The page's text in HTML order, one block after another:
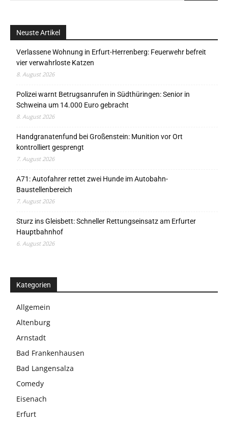
Neuste Artikel
Verlassene Wohnung in Erfurt-Herrenberg: Feuerwehr befreit
vier verwahrloste Katzen
8. August 2026
Polizei warnt Betrugsanrufen in Südthüringen: Senior in
Schweina um 14.000 Euro gebracht
8. August 2026
Handgranatenfund bei Großenstein: Munition vor Ort
kontrolliert gesprengt
7. August 2026
A71: Autofahrer rettet zwei Hunde im Autobahn-
Baustellenbereich
7. August 2026
Sturz ins Gleisbett: Schneller Rettungseinsatz am Erfurter
Hauptbahnhof
6. August 2026
Kategorien
Allgemein
Altenburg
Arnstadt
Bad Frankenhausen
Bad Langensalza
Comedy
Eisenach
Erfurt